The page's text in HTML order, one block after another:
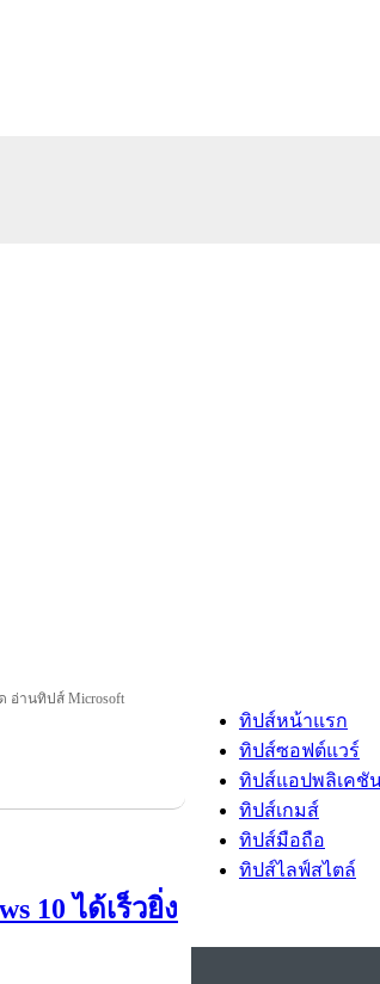
อ่านทิปส์ Microsoft
10 ได้เร็วยิ่ง
ทิปส์หน้าแรก
ทิปส์ซอฟต์แวร์
ทิปส์แอปพลิเคชั
ทิปส์เกมส์
ทิปส์มือถือ
ทิปส์ไลฟ์สไตล์